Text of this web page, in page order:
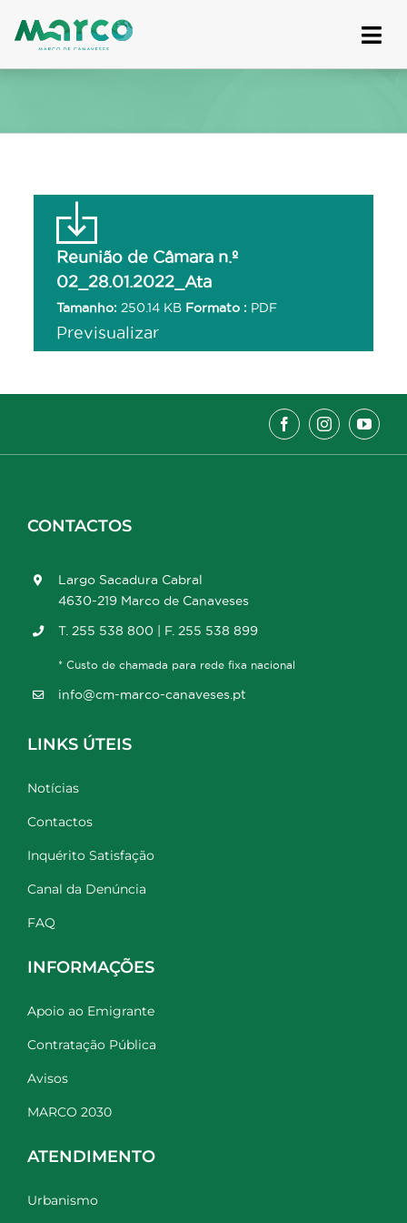
to
Reunião de Câmara n.º
02_28.01.2022_Ata
Tamanho: 250.14 KB Formato : PDF
Previsualizar
CONTACTOS
Largo Sacadura Cabral
4630-219 Marco de Canaveses
T. 255 538 800 | F. 255 538 899
* Custo de chamada para rede fixa nacional
info@cm-marco-canaveses.pt
LINKS ÚTEIS
Notícias
Contactos
Inquérito Satisfação
Canal da Denúncia
FAQ
INFORMAÇÕES
Apoio ao Emigrante
Contratação Pública
Avisos
MARCO 2030
ATENDIMENTO
Urbanismo